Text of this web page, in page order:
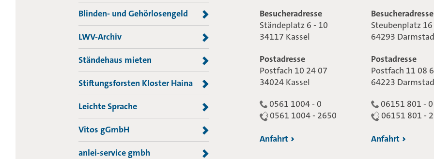
Blinden- und Gehörlosengeld
LWV-Archiv
Ständehaus mieten
Stiftungsforsten Kloster Haina
Leichte Sprache
Vitos gGmbH
anlei-service gmbh
Besucheradresse
Ständeplatz 6 - 10
34117 Kassel
Postadresse
Postfach 10 24 07
34024 Kassel
0561 1004 - 0
0561 1004 - 2650
Anfahrt
Besucheradresse
Steubenplatz 16
64293
Postadresse
Postfach 11 08
64223
06151 801 - 0
06151 801 -
Anfahrt